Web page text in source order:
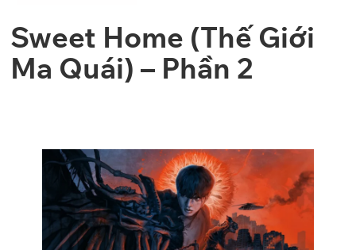
Sweet Home (Thế Giới
Ma Quái) – Phần 2